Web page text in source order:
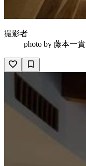
撮影者
photo by 藤本一貴